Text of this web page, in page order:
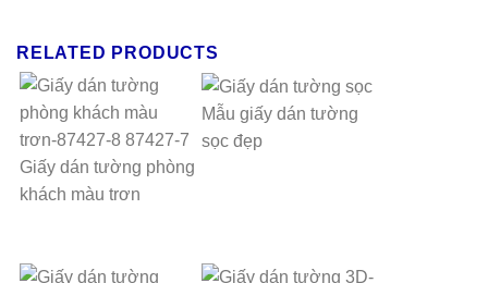
RELATED PRODUCTS
Giấy dán tường phòng
khách màu trơn
Mẫu giấy dán tường
sọc đẹp